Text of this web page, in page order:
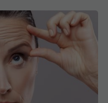
de pe frunte